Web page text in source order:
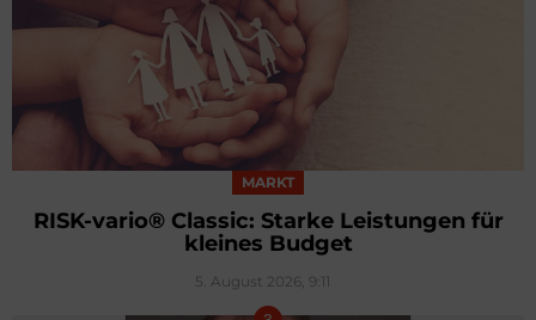
MARKT
RISK-vario® Classic: Starke Leistungen für
kleines Budget
5. August 2026, 9:11